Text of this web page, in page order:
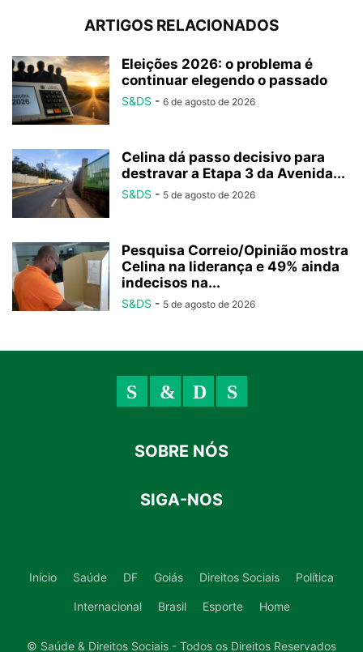
ARTIGOS RELACIONADOS
Eleições 2026: o problema é
continuar elegendo o passado
S&DS - 6 de agosto de 2026
Celina dá passo decisivo para
destravar a Etapa 3 da Avenida...
S&DS - 5 de agosto de 2026
Pesquisa Correio/Opinião mostra
Celina na liderança e 49% ainda
indecisos na...
S&DS - 5 de agosto de 2026
SOBRE NÓS
SIGA-NOS
Início Saúde DF Goiás Direitos Sociais Política
Internacional Brasil Esporte Home
© Saúde & Direitos Sociais - Todos os Direitos Reservados